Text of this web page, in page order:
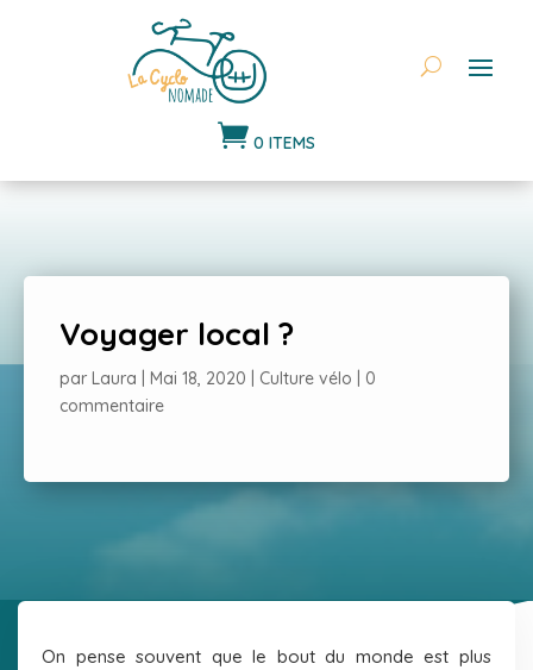
 0 ITEMS
Voyager local ?
par Laura Mai 18, 2020 Culture vélo
0
commentaire
On pense souvent que le bout du monde est plus